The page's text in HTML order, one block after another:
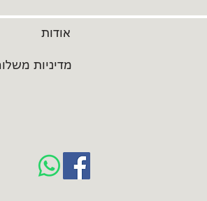
אודות
מדיניות